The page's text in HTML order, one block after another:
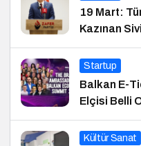
19 Mart:
Kazınan
Startup
Balkan E-
Elçisi Belli
Kültür Sanat